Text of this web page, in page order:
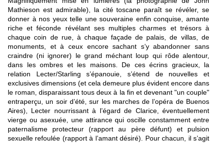
Mathieson est admirable), la cité toscane paraît se révéler, se
donner à nos yeux telle une souveraine enfin conquise, amante
riche et féconde révélant ses multiples charmes et trésors à
chaque coin de rue, à chaque façade de palais, de villas, de
monuments, et à ceux encore sachant s’y abandonner sans
craindre (ni ignorer) le grand méchant loup qui rôde alentour,
dans les ombres et les maisons. De ces écrins gracieux, la
relation Lecter/Starling s’épanouie, s’étend de nouvelles et
exclusives dimensions (et cela demeure plus évident encore dans
le roman, disparaissant tous deux à la fin et devenant "un couple"
entraperçu, un soir d’été, sur les marches de l’opéra de Buenos
Aires), Lecter nourrissant à l’égard de Clarice, éventuellement
vierge ou asexuée, une attirance qui oscille constamment entre
paternalisme protecteur (rapport au père défunt) et pulsion
sexuelle refoulée (rapport à l’amant désiré). Pour chacun, il s’agit